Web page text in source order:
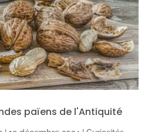
païens de l'Antiquité